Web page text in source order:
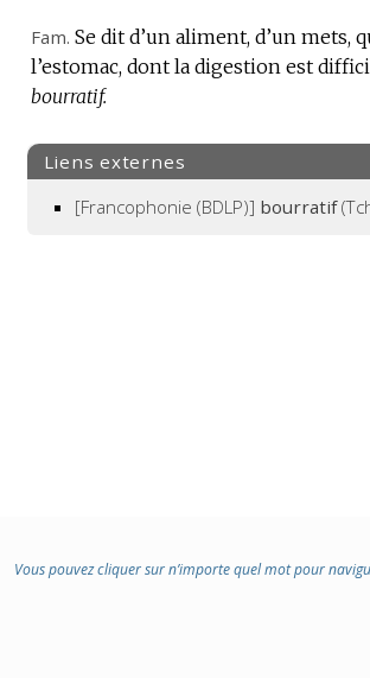
Fam. Se dit d’un aliment, d’un mets,
l’estomac, dont la digestion est
bourratif.
Liens externes
[Francophonie (BDLP)] bourratif
Vous pouvez cliquer sur n’importe quel mot pour